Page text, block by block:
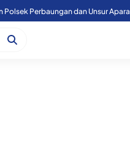
Polsek Perbaungan dan Unsur